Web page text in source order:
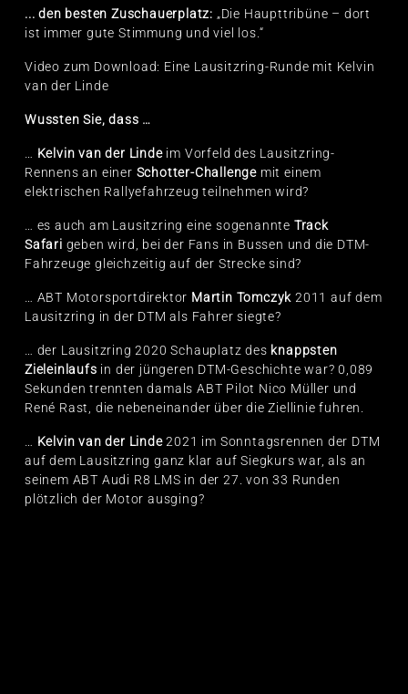
... den besten Zuschauerplatz: „Die Haupttribüne – dort
ist immer gute Stimmung und viel los.“
Video zum Download: Eine Lausitzring-Runde mit Kelvin
van der Linde
Wussten Sie, dass …
Kelvin van der Lindeim Vorfeld des Lausitzring-
Rennens an einer Schotter-Challenge mit einem
elektrischen Rallyefahrzeug teilnehmen wird?
… es auch am Lausitzring eine sogenannte Track
Safari geben wird, bei der Fans in Bussen und die DTM-
Fahrzeuge gleichzeitig auf der Strecke sind?
… ABT Motorsportdirektor Martin Tomczyk 2011 auf dem
Lausitzring in der DTM als Fahrer siegte?
… der Lausitzring 2020 Schauplatz des knappsten
Zieleinlaufs in der jüngeren DTM-Geschichte war? 0,089
Sekunden trennten damals ABT Pilot Nico Müller und
René Rast, die nebeneinander über die Ziellinie fuhren.
Kelvin van der Linde2021 im Sonntagsrennen der DTM
auf dem Lausitzring ganz klar auf Siegkurs war, als an
seinem ABT Audi R8 LMS in der 27. von 33 Runden
plötzlich der Motor ausging?